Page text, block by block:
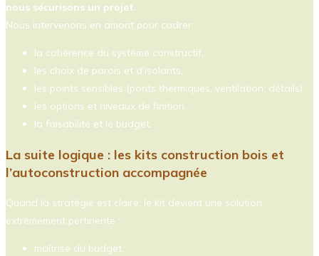
nous sécurisons un projet.
Nous intervenons en amont pour cadrer :
la cohérence du système constructif,
les choix de parois et d’isolants,
les points sensibles (ponts thermiques, ventilation, détails),
les options et niveaux de finition,
la faisabilité et le budget.
La suite logique : les kits construction bois et
l’autoconstruction accompagnée
Quand la stratégie est claire, le kit devient une solution
extrêmement pertinente :
maîtrise du budget,